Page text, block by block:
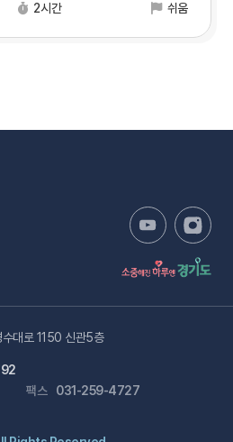
2시간 쉬움
대로 1150 신관5층
팩스
031-259-4727